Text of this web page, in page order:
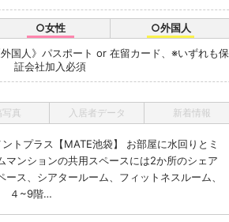
○女性
○外国人
国人》パスポート or 在留カード、※いずれも保
証会社加入必須
トプラス【MATE池袋】 お部屋に水回りとミ
マンションの共用スペースには2か所のシェア
ス、シアタールーム、フィットネスルーム、
４~9階…
真 入居者データ 新着情報